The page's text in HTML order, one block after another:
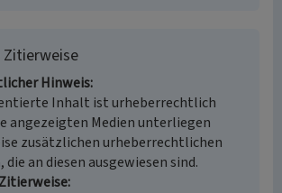
Zitierweise
Hinweis
Inhalt ist urheberrechtlich
angezeigten Medien unterliegen
zusätzlichen urheberrechtlichen
die an diesen ausgewiesen sind.